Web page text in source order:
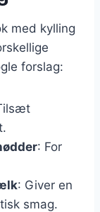
med kylling
forslag:
: For
: Giver en
smag.